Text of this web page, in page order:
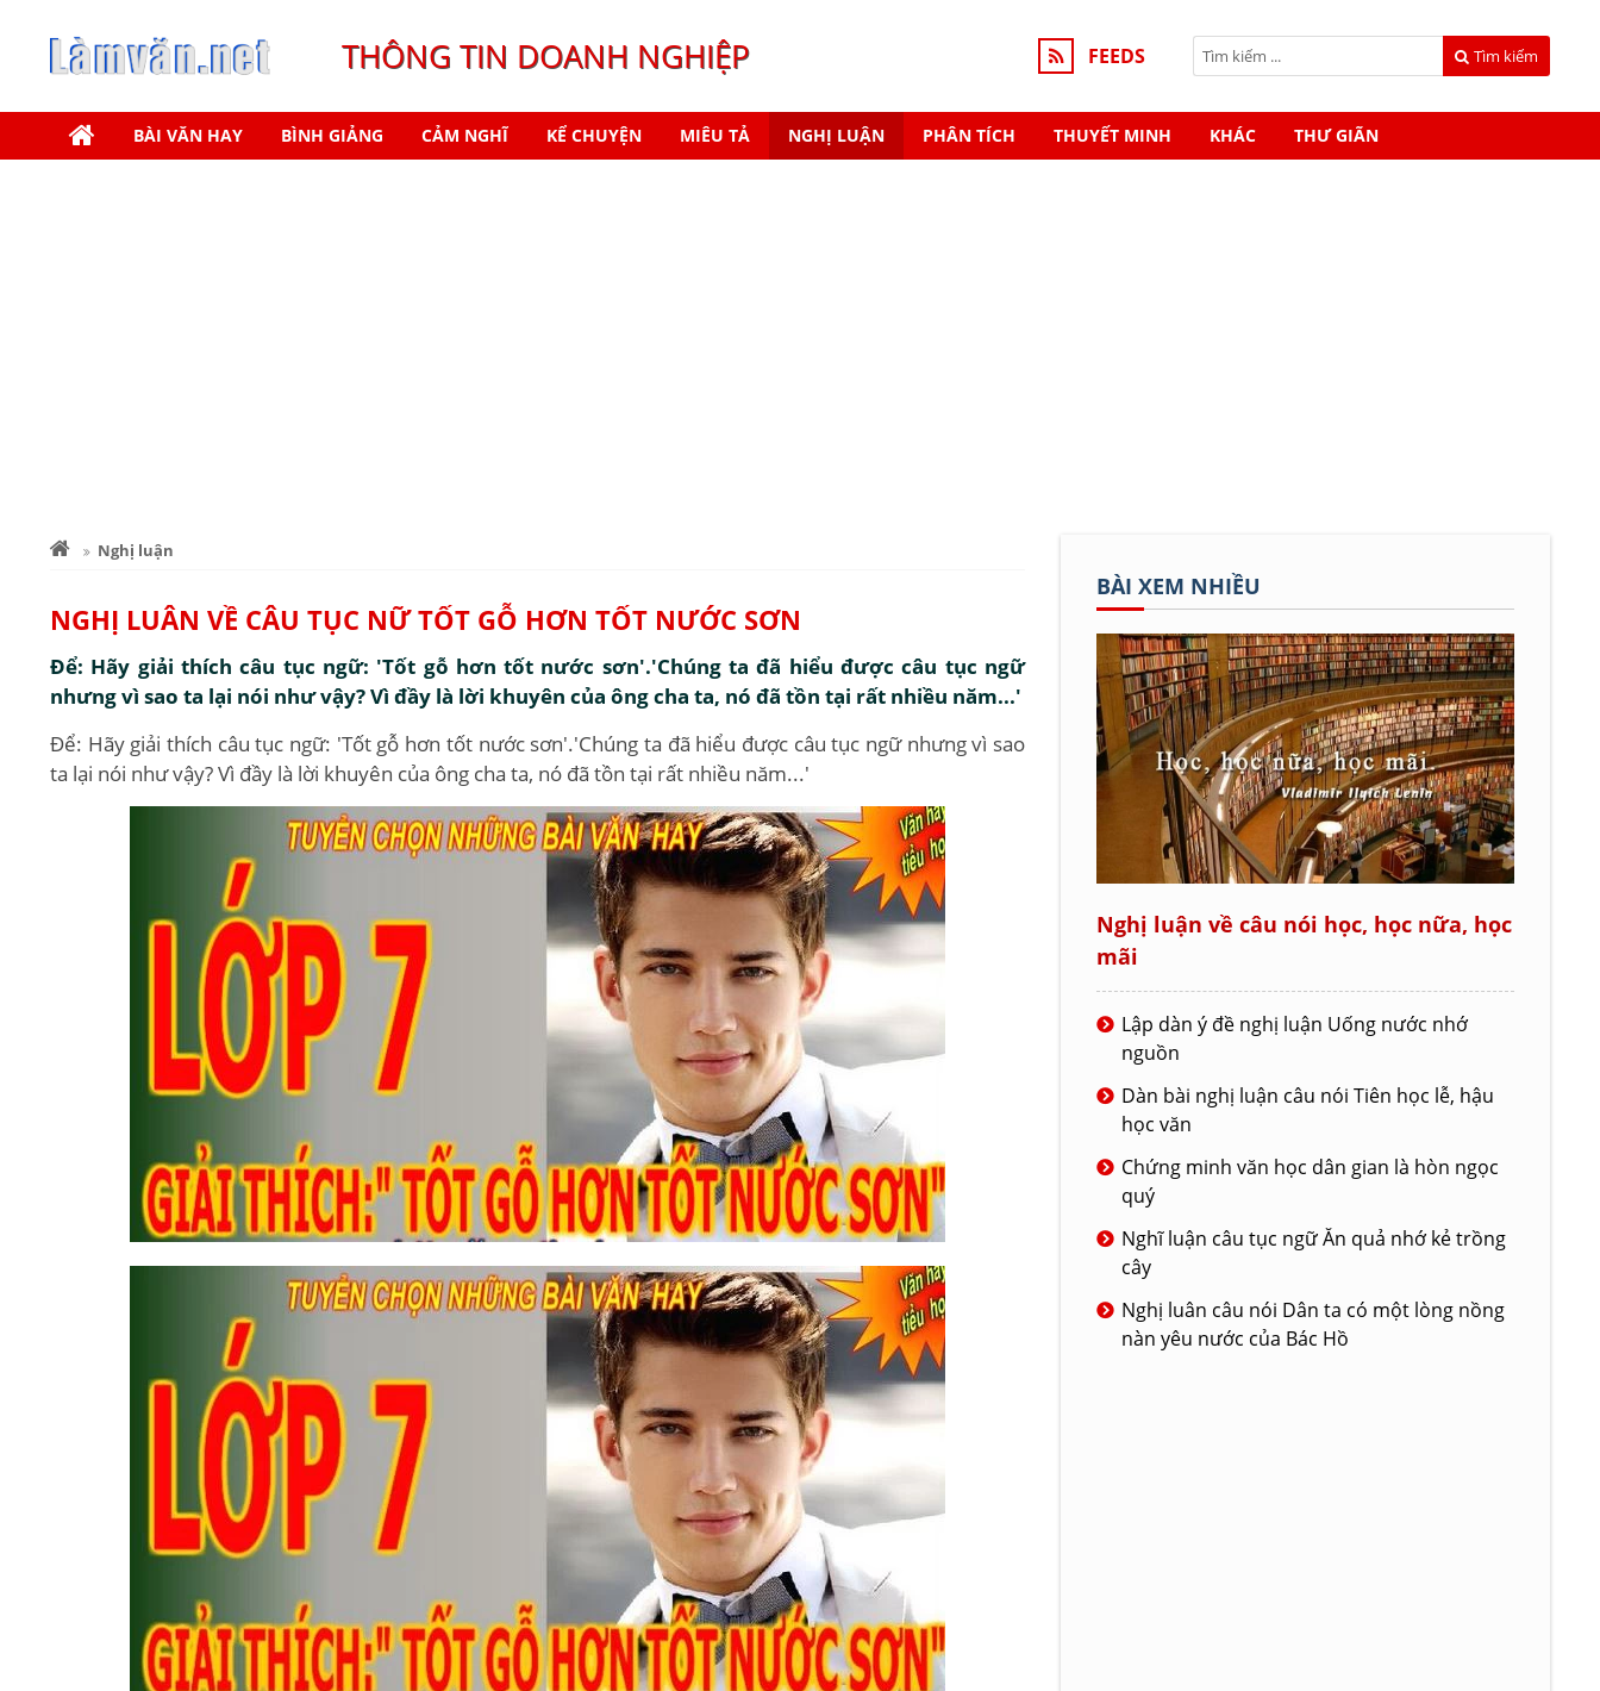
THÔNG TIN DOANH NGHIỆP FEEDS Tìm kiếm
BÀI VĂN HAY BÌNH GIẢNG CẢM NGHĨ KỂ CHUYỆN MIÊU TẢ NGHỊ LUẬN PHÂN TÍCH THUYẾT MINH KHÁC THƯ GIÃN
Nghị luận
NGHỊ LUÂN VỀ CÂU TỤC NỮ TỐT GỖ HƠN TỐT NƯỚC SƠN
Để: Hãy giải thích câu tục ngữ: 'Tốt gỗ hơn tốt nước sơn'.'Chúng ta đã hiểu được câu tục ngữ
nhưng vì sao ta lại nói như vậy? Vì đầy là lời khuyên của ông cha ta, nó đã tồn tại rất nhiều năm...'
Để: Hãy giải thích câu tục ngữ: 'Tốt gỗ hơn tốt nước sơn'.'Chúng ta đã hiểu được câu tục ngữ nhưng vì sao
ta lại nói như vậy? Vì đầy là lời khuyên của ông cha ta, nó đã tồn tại rất nhiều năm...'
BÀI XEM NHIỀU
Nghị luận về câu nói học, học nữa, học
mãi
Lập dàn ý đề nghị luận Uống nước nhớ
nguồn
Dàn bài nghị luận câu nói Tiên học lễ, hậu
học văn
Chứng minh văn học dân gian là hòn ngọc
quý
Nghĩ luận câu tục ngữ Ăn quả nhớ kẻ trồng
cây
Nghị luân câu nói Dân ta có một lòng nồng
nàn yêu nước của Bác Hồ